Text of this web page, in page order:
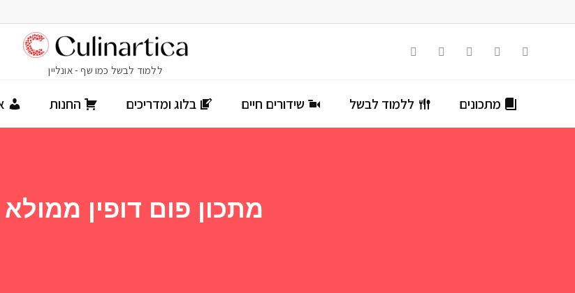
מתכונים ללמוד לבשל שידורים חיים בלוג ומדריכים החנות
מתכון פום דופין